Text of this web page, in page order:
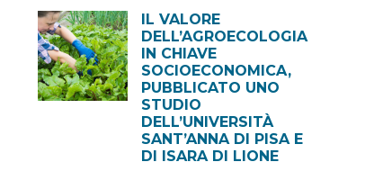
IL VALORE
DELL’AGROECOLOGIA
IN CHIAVE
SOCIOECONOMICA,
PUBBLICATO UNO
STUDIO
DELL’UNIVERSITÀ
SANT’ANNA DI PISA E
DI ISARA DI LIONE